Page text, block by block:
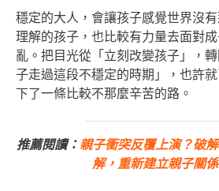
穩定的大人，會讓孩子感覺世界沒
理解的孩子，也比較有力量去面對
亂。把目光從「立刻改變孩子」，
子走過這段不穩定的時期」，也許
下了一條比較不那麼辛苦的路。
推薦閱讀： 親子衝突反覆上演？破
解，重新建立親子關係